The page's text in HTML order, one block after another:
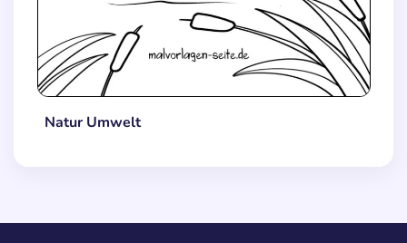
Natur Umwelt